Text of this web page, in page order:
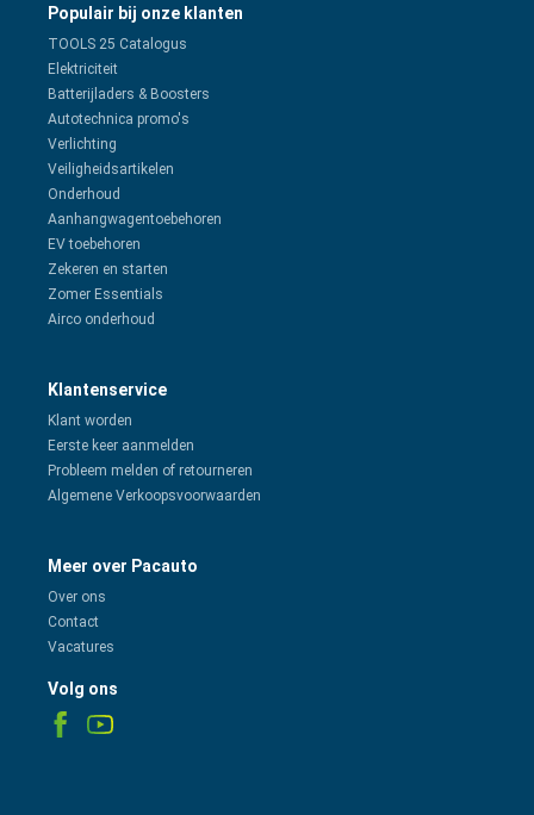
Populair bij onze klanten
TOOLS 25 Catalogus
Elektriciteit
Batterijladers & Boosters
Autotechnica promo's
Verlichting
Veiligheidsartikelen
Onderhoud
Aanhangwagentoebehoren
EV toebehoren
Zekeren en starten
Zomer Essentials
Airco onderhoud
Klantenservice
Klant worden
Eerste keer aanmelden
Probleem melden of retourneren
Algemene Verkoopsvoorwaarden
Meer over Pacauto
Over ons
Contact
Vacatures
Volg ons